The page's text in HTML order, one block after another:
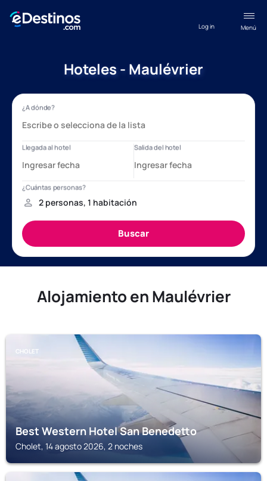
Menú
Log in
Hoteles - Maulévrier
Alojamiento en Maulévrier
CHOLET
Best Western Hotel San Benedetto
Cholet, 14 agosto 2026, 2 noches